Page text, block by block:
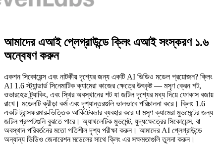
আমাদের এআই প্লেগ্রাউন্ডে ক্লিং এআই সংস্করণ ১.৬
অন্বেষণ করুন
একশন সিকোয়েন্স এবং নাটকীয় দৃশ্যের জন্য একটি AI ভিডিও মডেল প্রয়োজন? ক্লিং
AI 1.6 স্ট্যান্ডার্ড সিনেমাটিক ক্যামেরা কাজের ক্ষেত্রে উৎকৃষ্ট — মসৃণ ক্রেন শট,
ওভারহেড ট্র্যাকিং, এবং স্থির অবস্থানের শট যা জটিল দৃশ্যের মধ্য দিয়ে ফোকাস বজায়
রাখে। মডেলটি ক্রীড়া কর্ম এবং দৃশ্যান্তরগুলি ভালভাবে পরিচালনা করে। ক্লিং 1.6
একটি ট্রান্সফরমার-ভিত্তিক আর্কিটেকচার ব্যবহার করে যা মসৃণ ক্যামেরা মুভমেন্টের জন্য
জটিল প্রম্পটগুলি বুঝতে পারে। অ্যাথলেটিক মুভমেন্ট, যুদ্ধক্ষেত্রের সিকোয়েন্স, বা
অবস্থান পরিবর্তনের মতো গতিশীল দৃশ্য পরীক্ষা করুন। আমাদের AI প্লেগ্রাউন্ডে
অন্যান্য ভিডিও জেনারেশন মডেলের সাথে ক্লিং এর সক্ষমতাগুলি তুলনা করুন।